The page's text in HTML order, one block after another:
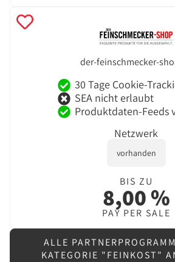
der-feinschmecker-
30 Tage Cookie-
SEA nicht erlaubt
Produktdaten-Feeds
Netzwerk
vorhanden
BIS ZU
8,00 %
PAY PER SALE
ALLE
KATEGORIE "FEINKOST"